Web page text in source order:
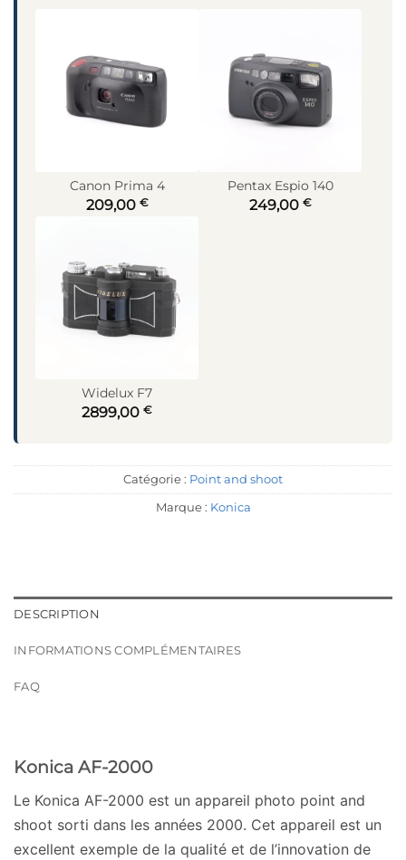
Canon Prima 4
209,00 €
Pentax Espio 140
249,00 €
Widelux F7
2899,00 €
Catégorie : Point and shoot
Marque : Konica
DESCRIPTION
INFORMATIONS COMPLÉMENTAIRES
FAQ
Konica AF-2000
Le Konica AF-2000 est un appareil photo point and
shoot sorti dans les années 2000. Cet appareil est un
excellent exemple de la qualité et de l’innovation de